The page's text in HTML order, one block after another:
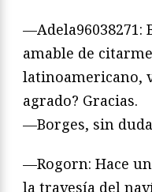
—Adela96038271:
amable de
latinoamericano,
agrado? Gracias.
—Borges, sin
—Rogorn: Hace
la travesía del